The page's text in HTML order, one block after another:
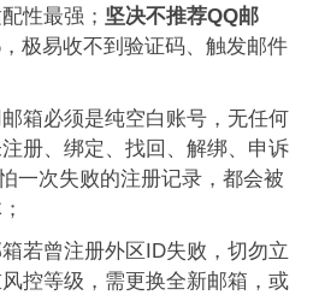
性最强； 坚决不推荐QQ邮
极易收不到验证码、触发邮件
邮箱必须是纯空白账号，无任何
册、绑定、找回、解绑、申诉
一次失败的注册记录，都会被
若曾注册外区ID失败，切勿立
控等级，需更换全新邮箱，或